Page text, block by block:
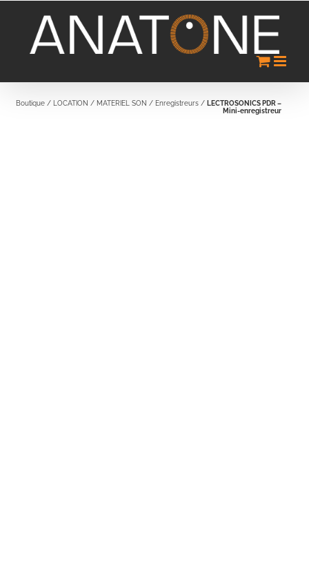
Boutique / LOCATION / MATERIEL SON / Enregistreurs / LECTROSONICS PDR –
Mini-enregistreur